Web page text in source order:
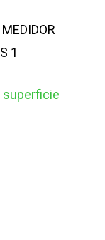
superficie